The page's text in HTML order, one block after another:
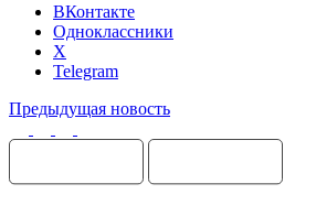
ВКонтакте
Одноклассники
X
Telegram
Предыдущая новость